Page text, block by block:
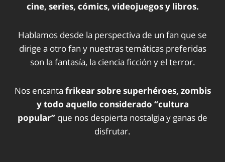
cine, series, cómics, videojuegos y libros.
Hablamos desde la perspectiva de un fan que se
dirige a otro fan y nuestras temáticas preferidas
son la fantasía, la ciencia ficción y el terror.
Nos encanta frikear sobre superhéroes, zombis
y todo aquello considerado “cultura
popular” que nos despierta nostalgia y ganas de
disfrutar.